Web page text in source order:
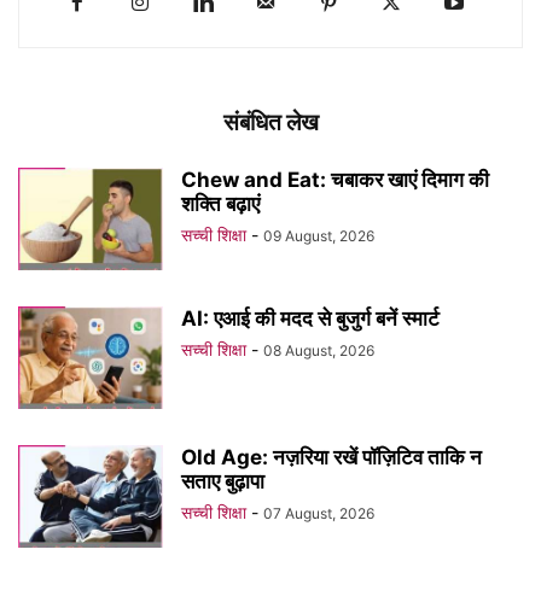
संबंधित लेख
Chew and Eat: चबाकर खाएं दिमाग की
शक्ति बढ़ाएं
सच्ची शिक्षा - 09 August, 2026
AI: एआई की मदद से बुजुर्ग बनें स्मार्ट
सच्ची शिक्षा - 08 August, 2026
Old Age: नज़रिया रखें पॉज़िटिव ताकि न
सताए बुढ़ापा
सच्ची शिक्षा - 07 August, 2026